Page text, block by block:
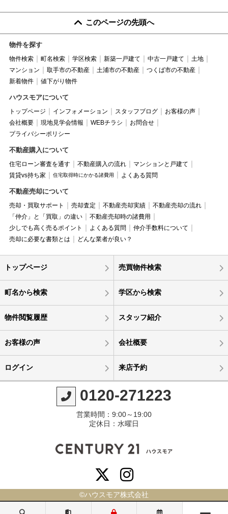
このページの先頭へ
物件を探す
物件検索 町名検索 学区検索 新築一戸建て 中古一戸建て
土地
マンション
取手市の不動産 土浦市の不動産
つくば市の不動産
新着物件
値下がり物件
ハウスモアについて
トップページ インフォメーション スタッフブログ
お客様の声
会社概要
現地見学会情報 WEBチラシ
お問合せ
プライバシーポリシー
不動産購入について
住宅ローン審査を通す 不動産購入の流れ
マンションと戸建て
賃貸vs持ち家
住宅取得時にかかる諸費用 よくある質問
不動産売却について
売却・買取サポート 売却査定 不動産売却実績
不動産売却の流れ
「仲介」と「買取」の違い
不動産売却時の諸費用
少しでも高く売るポイント
よくある質問
仲介手数料について
売却に必要な書類とは
どんな業者が良い？
トップページ 売買物件検索
町名から検索 学区から検索
物件閲覧履歴 スタッフ紹介
お客様の声 会社概要
ログイン 来店予約
0120-271223
営業時間：9:00～19:00
定休日：水曜日
©ハウスモア株式会社